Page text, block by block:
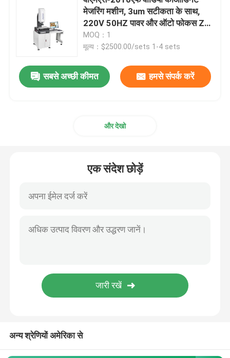
2डी समन्वय मापने की मशीन
ओएमएम ऑप्टिकल मापन मशीन
ऑप्टिकल प्रोफाइल प्रोजेक्टर
मेजरिंग मशीन, 3um सटीकता के साथ,
220V 50HZ पावर और ऑटो फोकस Z-
अक्ष
MOQ：1
मूल्य：$2500.00/sets 1-4 sets
सबसे अच्छी कीमत हमसे संपर्क करें
और देखो
एक संदेश छोड़ें
अन्य श्रेणियों अमेरिका से